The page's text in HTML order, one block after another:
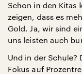
Schon in den Kitas
zeigen, dass es
Gold. Ja, wir sind
uns leisten auch
Und in der Schule?
Fokus auf